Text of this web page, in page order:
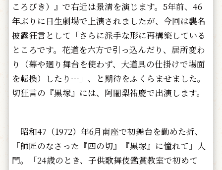
ころびき）』で右近は景清を演じます。5年前、46
年ぶりに日生劇場で上演されましたが、今回は襲名
披露狂言として「さらに派手な形に再構築している
ところです。花道を六方で引っ込んだり、居所変わ
り（幕や廻り舞台を使わず、大道具の仕掛けで場面
を転換）したり…」、と期待をふくらませました。
切狂言の『黒塚』には、阿闍梨祐慶で出演します。
昭和47（1972）年6月南座で初舞台を勤めた折、
「師匠のなさった『四の切』『黒塚』に憧れて」入
門。「24歳のとき、子供歌舞伎鑑賞教室で初めて